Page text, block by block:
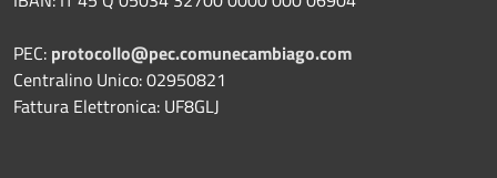
PEC: protocollo@pec.comunecambiago.com
Centralino Unico: 02950821
Fattura Elettronica: UF8GLJ